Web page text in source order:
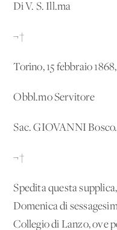
Di V. S. Ill.ma
¬†
Torino, 15 febbraio 1868,
Obbl.mo Servitore
Sac. GIOVANNI Bosco.
¬†
Spedita questa
Domenica di
Collegio di Lanzo, ove